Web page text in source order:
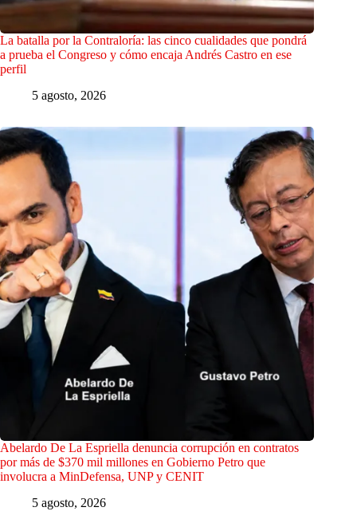
La batalla por la Contraloría: las cinco cualidades que pondrá
a prueba el Congreso y cómo encaja Andrés Castro en ese
perfil
5 agosto, 2026
Abelardo De La Espriella denuncia corrupción en contratos
por más de $370 mil millones en Gobierno Petro que
involucra a MinDefensa, UNP y CENIT
5 agosto, 2026